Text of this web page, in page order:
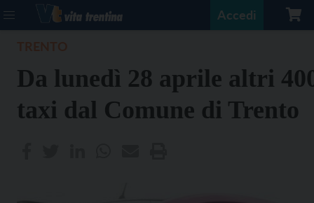
Accedi
Da lunedì 28 aprile altri
taxi dal Comune di Trento